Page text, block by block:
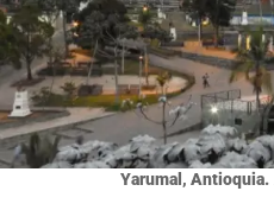
Yarumal, Antioquia.